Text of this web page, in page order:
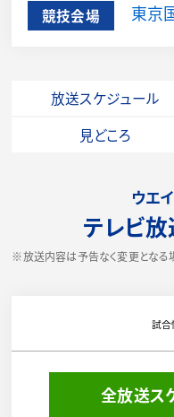
競技会場 東京
放送スケジュール
見どころ
ウエ
テレビ
※放送内容は予告なく変更となる
試合
全放送ス